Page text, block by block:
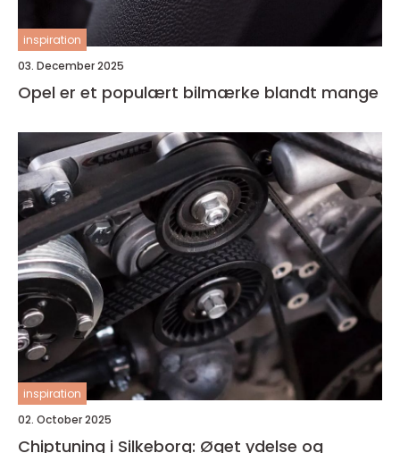
inspiration
03. December 2025
Opel er et populært bilmærke blandt mange
inspiration
02. October 2025
Chiptuning i Silkeborg: Øget ydelse og